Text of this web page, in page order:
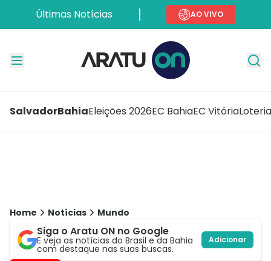
Últimas Notícias AO VIVO
SalvadorBahiaEleições 2026EC BahiaEC Vitória
Home Notícias Mundo
Siga o Aratu ON no Google
E veja as notícias do Brasil e da Bahia
com destaque nas suas buscas.
Adicionar